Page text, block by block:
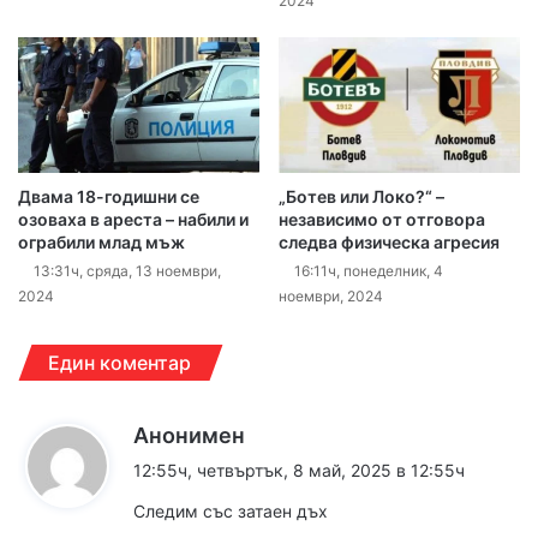
Двама 18-годишни се
озоваха в ареста – набили и
ограбили млад мъж
13:31ч, сряда, 13 ноември,
2024
„Ботев или Локо?“ –
независимо от отговора
следва физическа агресия
16:11ч, понеделник, 4
ноември, 2024
Един коментар
Анонимен
а
12:55ч, четвъртък, 8 май, 2025 в 12:55ч
Следим със затаен дъх